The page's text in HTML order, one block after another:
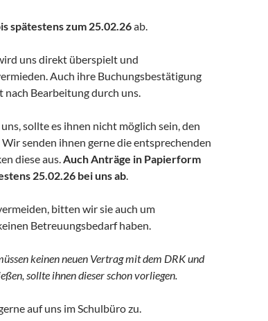
spätestens zum 25.02.26ab.
uns direkt überspielt und
Auch ihre Buchungsbestätigung
Bearbeitung durch uns.
sollte es ihnen nicht möglich sein, den
senden ihnen gerne die entsprechenden
diese aus.AuchAnträge in Papierform
25.02.26 bei uns ab.
bitten wir sie auch um
Betreuungsbedarf haben.
keinen neuen Vertrag mit dem DRK und
sollte ihnen dieser schon vorliegen.
auf uns im Schulbüro zu.